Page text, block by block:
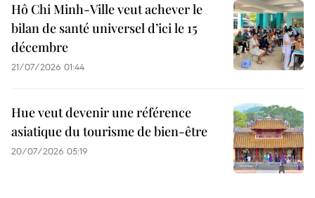
Hô Chi Minh-Ville veut achever le
bilan de santé universel d’ici le 15
décembre
21/07/2026 01:44
Hue veut devenir une référence
asiatique du tourisme de bien-être
20/07/2026 05:19